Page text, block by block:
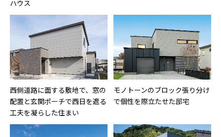
ハウス
西側道路に面する敷地で、窓の
配置と玄関ポーチで西日を遮る
工夫を凝らした住まい
モノトーンのブロック張り分け
で個性を際立たせた邸宅